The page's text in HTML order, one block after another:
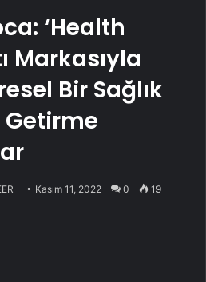
‘Health
Markasıyla
Bir Sağlık
Getirme
Kasım 11, 2022 0 19